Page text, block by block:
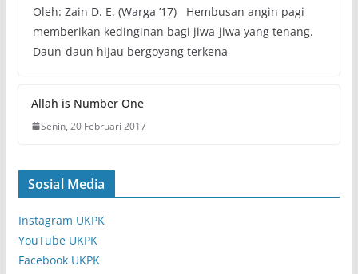
Oleh: Zain D. E. (Warga ’17) Hembusan angin pagi
memberikan kedinginan bagi jiwa-jiwa yang tenang.
Daun-daun hijau bergoyang terkena
Allah is Number One
Senin, 20 Februari 2017
Sosial Media
Instagram UKPK
YouTube UKPK
Facebook UKPK